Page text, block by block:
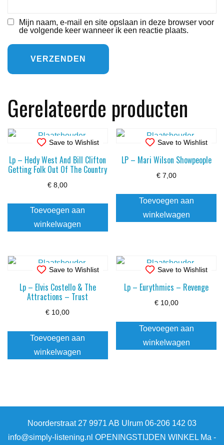
Mijn naam, e-mail en site opslaan in deze browser voor
de volgende keer wanneer ik een reactie plaats.
Gerelateerde producten
Save to Wishlist
Lp – Hedy West And Bill Clifton
Getting Folk Out Of The Country
€ 8,00
Toevoegen aan
winkelwagen
Save to Wishlist
LP – Mari Wilson Showpeople
€7,00
Toevoegen aan
winkelwagen
Save to Wishlist
Lp – Elvis Costello & The
Attractions – Trust
€ 10,00
Toevoegen aan
winkelwagen
Save to Wishlist
Lp – Eurythmics – Revenge
€10,00
Toevoegen aan
winkelwagen
Noorderstraat 27 9971 AB Ulrum 06-206 142 03
info@simply-listening.nl OPENINGSTIJDEN WINKEL Ma -